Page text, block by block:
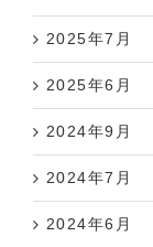
2025年7月
2025年6月
2024年9月
2024年7月
2024年6月